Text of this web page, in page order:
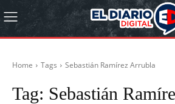
Home Tags Sebastián Ramírez Arrubla
Tag: Sebastián